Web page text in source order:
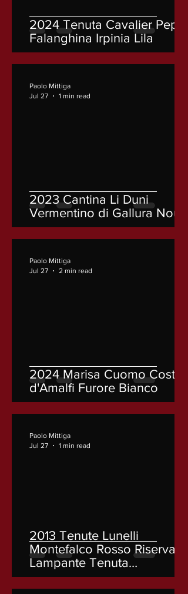
2024 Tenuta Cavalier Pepe
Falanghina Irpinia Lila
2023 Cantina Li Duni
Vermentino di Gallura Nou
Paolo Mittiga
Jul 27
1 min read
2024 Marisa Cuomo Costa
d'Amalfi Furore Bianco
Paolo Mittiga
Jul 27
2 min read
2013 Tenute Lunelli
Montefalco Rosso Riserva
Lampante Tenuta
Castelbuono
Paolo Mittiga
Jul 27
1 min read